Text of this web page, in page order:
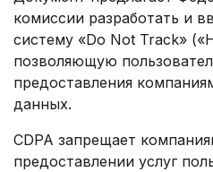
комиссии разработать и
систему «Do Not Track»
позволяющую
предоставления
данных.
CDPA запрещает
предоставлении услуг